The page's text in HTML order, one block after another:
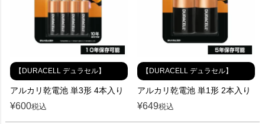
【DURACELL デュラセル】
アルカリ乾電池 単3形 4本入り
¥600税込
【DURACELL デュラセル】
アルカリ乾電池 単1形 2本入り
¥649税込